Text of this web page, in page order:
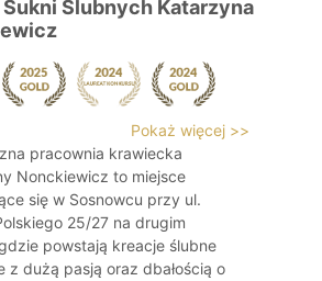
Ślubnych Katarzyna
Pokaż więcej >>
pracownia krawiecka
Nonckiewicz to miejsce
się w Sosnowcu przy ul.
25/27 na drugim
powstają kreacje ślubne
z dużą pasją oraz dbałością o